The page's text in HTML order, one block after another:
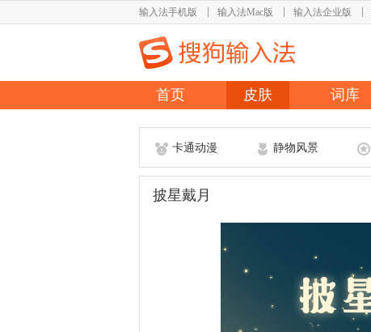
输入法手机版 输入法Mac版 输入法企业版
首页 皮肤 词库
卡通动漫 静物风景
披星戴月